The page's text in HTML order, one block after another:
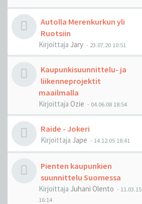
Autolla Merenkurkun yli
Ruotsiin
Kirjoittaja Jary - 23.07.20 10:51
Kaupunkisuunnittelu- ja
liikenneprojektit
maailmalla
Kirjoittaja Ozie - 04.06.08 18:54
Raide - Jokeri
Kirjoittaja Jape - 14.12.05 18:41
Pienten kaupunkien
suunnittelu Suomessa
Kirjoittaja Juhani Olento - 11.03.15
16:14